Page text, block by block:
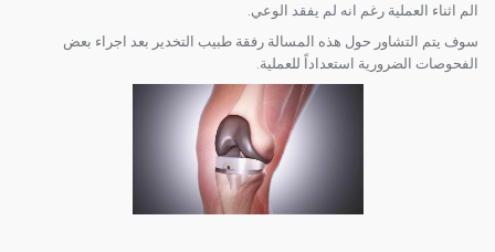
الم اثناء العملية رغم انه لم يفقد الوعي.
سوف يتم التشاور حول هذه المسالة رفقة طبيب التخدير بعد اجراء بعض
الفحوصات الضرورية استعداداً للعملية.